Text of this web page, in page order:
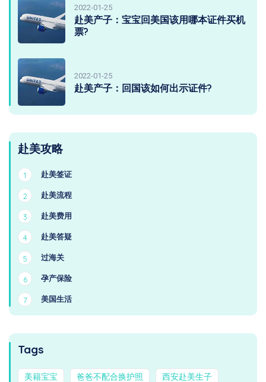
2022-01-25
赴美产子：宝宝回美国该用哪本证件买机
票?
2022-01-25
赴美产子：回国该如何出示证件?
赴美攻略
1 赴美签证
2 赴美流程
3 赴美费用
4 赴美答疑
5 过海关
6 孕产保险
7 美国生活
Tags
美籍宝宝 爸爸不配合换护照 西安赴美生子